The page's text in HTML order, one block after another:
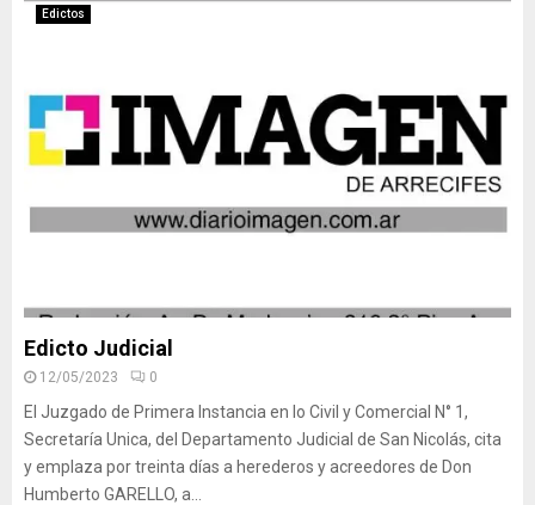
Edictos
Edicto Judicial
12/05/2023 0
El Juzgado de Primera Instancia en lo Civil y Comercial N° 1,
Secretaría Unica, del Departamento Judicial de San Nicolás, cita
y emplaza por treinta días a herederos y acreedores de Don
Humberto GARELLO, a...